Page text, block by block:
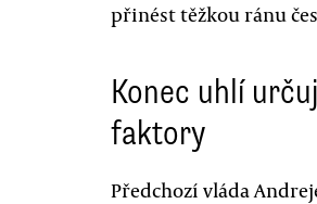
přinést těžkou ránu
Konec uhlí
faktory
Předchozí vláda